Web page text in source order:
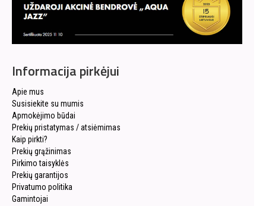
Informacija pirkėjui
Apie mus
Susisiekite su mumis
Apmokėjimo būdai
Prekių pristatymas / atsiėmimas
Kaip pirkti?
Prekių grąžinimas
Pirkimo taisyklės
Prekių garantijos
Privatumo politika
Gamintojai